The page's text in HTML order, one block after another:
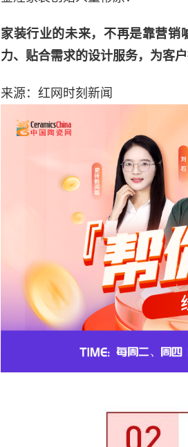
家装行业的未来，不再是靠营销
力、贴合需求的设计服务，为客
来源：红网时刻新闻